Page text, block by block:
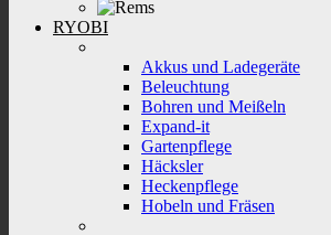
RYOBI
Akkus und Ladegeräte
Beleuchtung
Bohren und Meißeln
Expand-it
Gartenpflege
Häcksler
Heckenpflege
Hobeln und Fräsen